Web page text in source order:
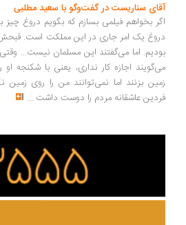
سناریست در گفت‌وگو با سعید مطلبی
بخواهم فیلمی بسازم که بگویم دروغ چیز بدی
یک امر جاری در این مملکت است. قبحش از بین
اما می‌گفتند این مسلمان نیست... وقتی به
اجازه کار نداری، یعنی با شکنجه او را
بزنند اما نمی‌توانند من را روی زمین نگه
عاشقانه مردم را دوست داشت ...